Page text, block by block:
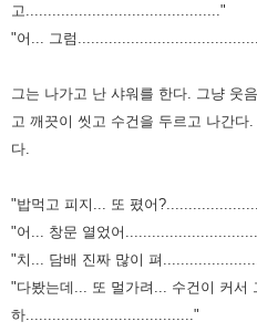
고............................................"
"어... 그럼
그는 나가고 난 샤워를 한다. 그냥 웃
고 깨끗이 씻고 수건을 두르고 나간다.
다.
"밥먹고 피지... 또 폈어
"어... 창문 열었어
"치... 담배 진짜 많이 펴
"다봤는데... 또 멀가려... 수건이 커서
하......................................"